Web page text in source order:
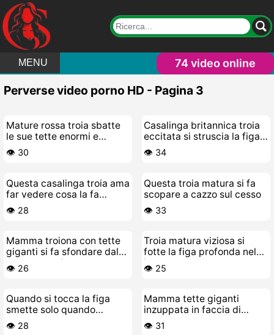
MENU 74 video online
Perverse video porno HD - Pagina 3
Mature rossa troia sbatte
le sue tette enormi e
impazzisce per un cazzo
grosso
👁️ 30
Casalinga britannica troia
eccitata si struscia la figa
nel parco
👁️ 34
Questa casalinga troia ama
far vedere cosa la fa
sbavare di figa
👁️ 28
Questa troia matura si fa
scopare a cazzo sul cesso
👁️ 33
Mamma troiona con tette
giganti si fa sfondare dal
cazzo nero duro
👁️ 26
Troia matura viziosa si
fotte la figa profonda nel
bosco
👁️ 25
Quando si tocca la figa
smette solo quando
schizza
👁️ 28
Mamma tette giganti
inzuppata in faccia di
piscio
👁️ 31